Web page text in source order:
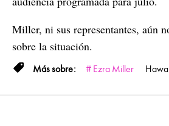
Miller, ni sus representantes, aún
sobre la situación.
Ezra Miller